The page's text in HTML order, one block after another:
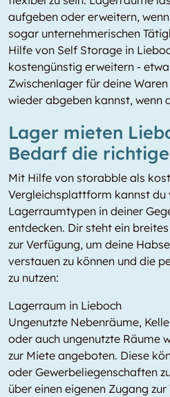
aufgeben oder erweitern,
sogar unternehmerischen
Hilfe von Self Storage in
kostengünstig erweitern -
Zwischenlager für deine
wieder abgeben kannst, wenn
Lager mieten
Bedarf die
Mit Hilfe von storabble als
Vergleichsplattform kannst du
Lagerraumtypen in deiner
entdecken. Dir steht ein
zur Verfügung, um deine
verstauen zu können und die
zu nutzen:
Lagerraum in Lieboch
Ungenutzte Nebenräume,
oder auch ungenutzte Räume
zur Miete angeboten. Diese
oder Gewerbeliegenschaften
über einen eigenen Zugang